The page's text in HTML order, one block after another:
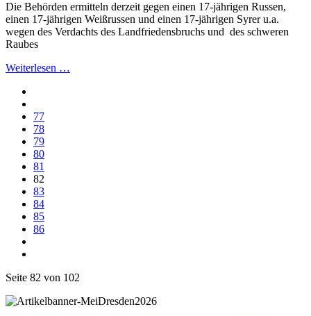
Die Behörden ermitteln derzeit gegen einen 17-jährigen Russen,
einen 17-jährigen Weißrussen und einen 17-jährigen Syrer u.a.
wegen des Verdachts des Landfriedensbruchs und des schweren
Raubes
Weiterlesen …
77
78
79
80
81
82
83
84
85
86
Seite 82 von 102